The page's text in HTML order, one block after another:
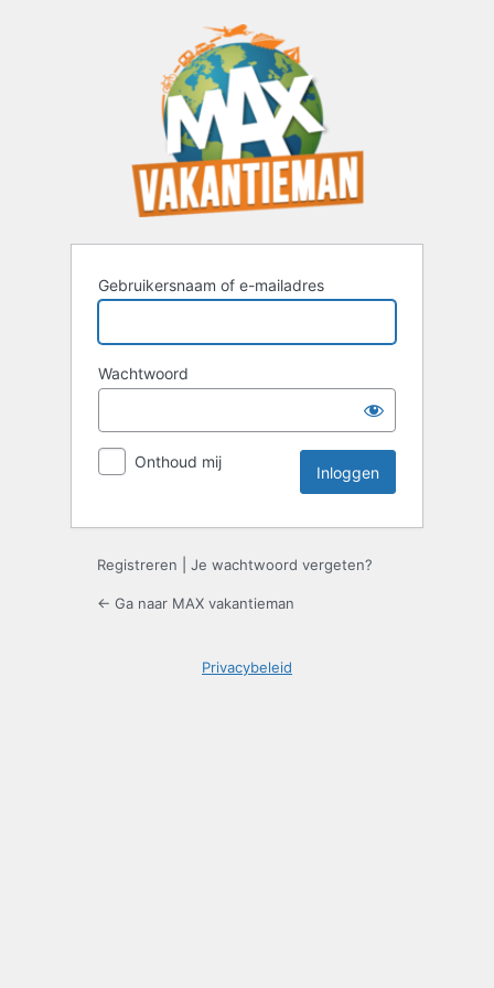
Gebruikersnaam of e-mailadres
Wachtwoord
Onthoud mij
Registreren Je wachtwoord vergeten?
← Ga naar MAX vakantieman
Privacybeleid